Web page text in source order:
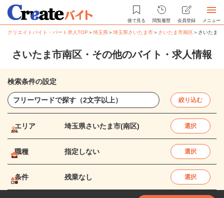
後で見る 閲覧履歴 会員登録 メニュー
クリエイトバイト・パート求人TOP ＞埼玉県＞埼玉県さいたま市＞ さいたま市南区＞ さいたま
さいたま市南区・その他のバイト・求人情報
検索条件の設定
絞り込む
エリア 埼玉県さいたま市(南区) 選択
職種 指定しない 選択
条件 残業なし 選択